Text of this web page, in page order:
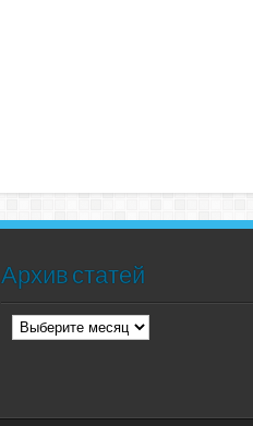
Архив статей
Архив
статей